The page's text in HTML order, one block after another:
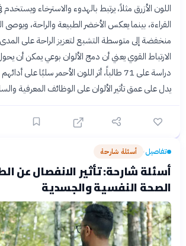
اللون الأزرق مثلاً، يرتبط بالهدوء والاسترخاء
القراءة، بينما يعكس الأخضر الطبيعة والراحة، ويوصى
منخفضة إلى متوسطة التشبع لتعزيز الراحة على
الارتباط القوي يعني أن دمج الألوان بوعي يمكن أن
يدل على عمق تأثير الألوان على الوظائف المعرفية
تفاصيل› أسئلة شارحة
أسئلة شارحة: تأثير الانفصال عن
الصحة النفسية والجسدية